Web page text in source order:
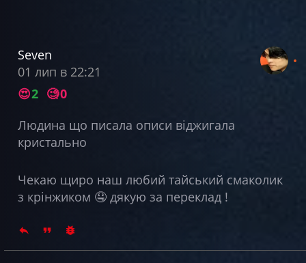
Seven
01 лип в 22:21
😍2 🧐0
Людина що писала описи віджигала
кристально
Чекаю щиро наш любий тайський смаколик
з крінжиком 🤤 дякую за переклад !